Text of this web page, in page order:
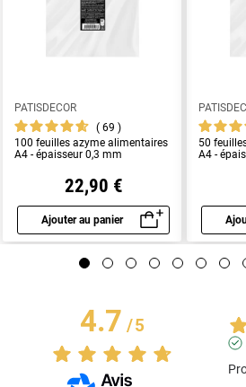
PATISDECOR
69
100 feuilles azyme alimentaires
A4 - épaisseur 0,3 mm
22,90 €
Ajouter au panier
Aperçu rapide
50
A4 -
4.7/5